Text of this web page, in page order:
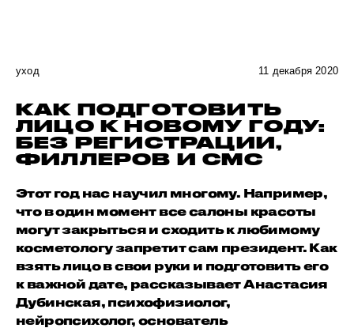
уход 11 декабря 2020
КАК ПОДГОТОВИТЬ
ЛИЦО К НОВОМУ ГОДУ:
БЕЗ РЕГИСТРАЦИИ,
ФИЛЛЕРОВ И СМС
Этот год нас научил многому. Например,
что в один момент все салоны красоты
могут закрыться и сходить к любимому
косметологу запретит сам президент. Как
взять лицо в свои руки и подготовить его
к важной дате, рассказывает Анастасия
Дубинская, психофизиолог,
нейропсихолог, основатель